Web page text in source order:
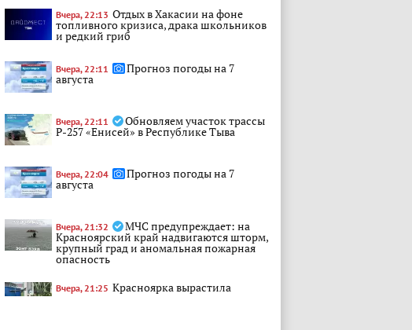
Вчера, 22:13 Отдых в Хакасии на фоне
топливного кризиса, драка школьников
и редкий гриб
Вчера, 22:11 Прогноз погоды на 7
августа
Вчера, 22:11 Обновляем участок трассы
Р-257 «Енисей» в Республике Тыва
Вчера, 22:04 Прогноз погоды на 7
августа
Вчера, 21:32 МЧС предупреждает: на
Красноярский край надвигаются шторм,
крупный град и аномальная пожарная
опасность
Вчера, 21:25 Красноярка вырастила
гигантские луковицы — одна из них